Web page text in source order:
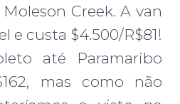
Creek. A van
e custa $4.500/R$81!
até Paramaribo
mas como não